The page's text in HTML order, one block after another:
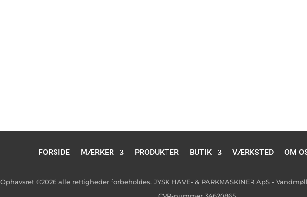
FORSIDE MÆRKER PRODUKTER BUTIK VÆRKSTED OM
Ophavsret ©2026 alle rettigheder forbeholdes. JYSK HAVE- & PARKMASKINER ApS -